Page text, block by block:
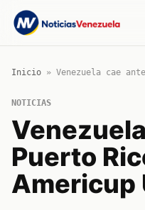
Inicio » Venezuela cae
NOTICIAS
Puerto
Americup